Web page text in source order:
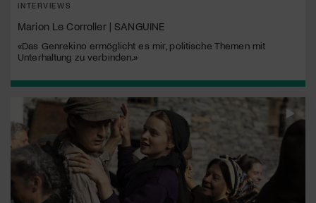
INTERVIEWS
Marion Le Corroller | SANGUINE
«Das Genrekino ermöglicht es mir, politische Themen mit
Unterhaltung zu verbinden.»